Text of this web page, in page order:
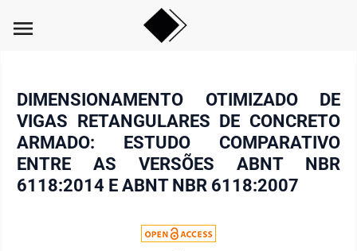
menu
DIMENSIONAMENTO OTIMIZADO DE
VIGAS RETANGULARES DE CONCRETO
ARMADO: ESTUDO COMPARATIVO
ENTRE AS VERSÕES ABNT NBR
6118:2014 E ABNT NBR 6118:2007